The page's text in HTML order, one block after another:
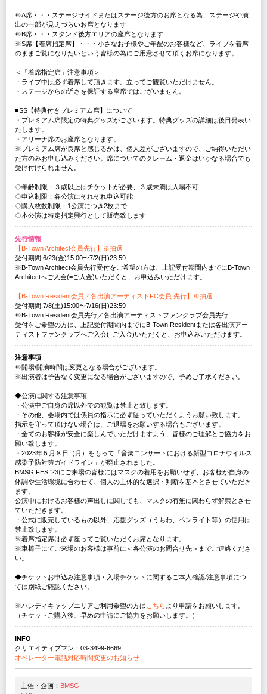
※A席・・・ステージサイドまたはステージ後方のお席となる為、ステージや演
出の一部が見えづらいお席となります
※B席・・・スタンド後方エリアの座席となります
※S席【着席指定席】・・・小さなお子様やご年配のお客様など、ライブを着席
のままご覧になりたいという皆様の為にご用意させて頂くお席になります。
＜「着席指定席」注意事項＞
・ライブ中は必ず着席して頂きます。立ってご観覧いただけません。
・ステージからの近さを保証する座席ではございません。
■SS【特典付きプレミアム席】について
・プレミアム席限定の特典グッズがございます。特典グッズの詳細は後日発表い
たします。
・アリーナ席のお座席となります。
※プレミアム席が良席と感じるかは、個人差がございますので、ご納得いただい
た方のみお申し込みください。席についてのクレーム・返金はいかなる場合でも
受け付けられません。
◇年齢制限：３歳以上はチケットが必要、３歳未満は入場不可
◇申込制限：各公演にそれぞれ申込可能
◇購入枚数制限：1公演につき2枚まで
◇本公演は特定指定興行として販売致します
先行情報
【B-Town Architect会員先行】※抽選
受付期間:6/23(金)15:00〜7/2(日)23:59
※B-Town Architect会員先行受付をご希望の方は、上記受付期間内までにB-Town
Architectへご入会(=ご入金)いただくと、お申込みいただけます。
【B-Town Resident会員／各出演アーティストFC会員 先行】※抽選
受付期間:7/8(土)15:00〜7/16(日)23:59
※B-Town Resident会員先行／各出演アーティストファンクラブ会員先行
受付をご希望の方は、上記受付期間内までにB-Town Residentまたは各出演アー
ティストファンクラブへご入会(=ご入金)いただくと、お申込みいただけます。
注意事項
※開場/開演時間は変更となる場合がございます。
※出演者は予告なく変更になる場合がございますので、予めご了承ください。
◆公演に関する注意事項
・公演中ご自身の席以外での観覧は禁止と致します。
・その他、会場内では係員の指示に必ず従っていただくようお願い致します。
指示を守って頂けない場合は、ご退場をお願いする場合もございます。
・全てのお客様が安全に楽しんでいただけますよう、皆様のご理解とご協力をお
願い致します。
・2023年５月８日（月）をもって「音楽コンサートにおける新型コロナウイルス
感染予防対策ガイドライン」が廃止されました。
BMSG FES ‘23にご来場の皆様にはマスクの着用をお願いせず、お客様が自身の
体調や生活環境に合わせて、個人の主体的な選択・判断を基本とさせていただき
ます。
公演中におけるお客様の声出しに関しても、マスクの有無に関わらず解禁とさせ
ていただきます。
・公式に販売しているもの以外、応援グッズ（うちわ、ペンライト等）の使用は
禁止致します。
※着席指定席は必ず座ってご覧いただくお席となります。
※車椅子にてご来場のお客様は事前に＜各公演のお問合せ先＞までご連絡くださ
い。
◆チケットお申込み注意事項・入場チケットに関するご本人確認/注意事項につ
ては別紙ご確認ください。
※ハンディキャップエリアご利用希望の方は こちら より申請をお願いします。
（チケットご購入後、早めの申請にご協力をお願いします。）
INFO
クリエイティブマン：03-3499-6669
オペレーター電話対応時間変更のお知らせ
主催・企画： BMSG